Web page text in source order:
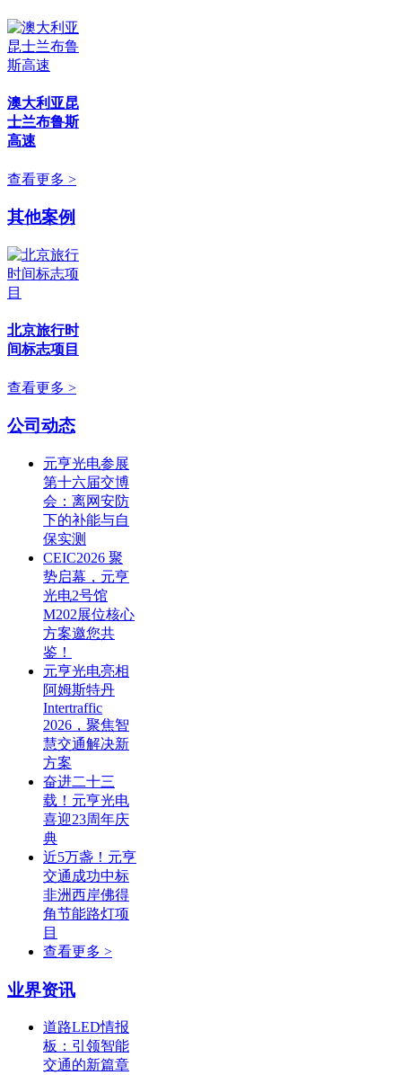
澳大利亚昆
士兰布鲁斯
高速
查看更多 >
其他案例
北京旅行时
间标志项目
查看更多 >
公司动态
元亨光电参展
第十六届交博
会：离网安防
下的补能与自
保实测
CEIC2026 聚
势启幕，元亨
光电2号馆
M202展位核心
方案邀您共
鉴！
元亨光电亮相
阿姆斯特丹
Intertraffic
2026，聚焦智
慧交通解决新
方案
奋进二十三
载！元亨光电
喜迎23周年庆
典
近5万盏！元亨
交通成功中标
非洲西岸佛得
角节能路灯项
目
查看更多 >
业界资讯
道路LED情报
板：引领智能
交通的新篇章